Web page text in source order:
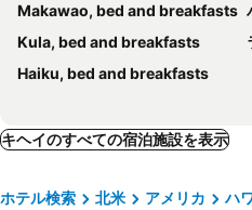
Makawao, bed and breakfasts
Kula, bed and breakfasts
Haiku, bed and breakfasts
キヘイのすべての宿泊施設を表示
ホテル検索 北米 アメリカ ハ